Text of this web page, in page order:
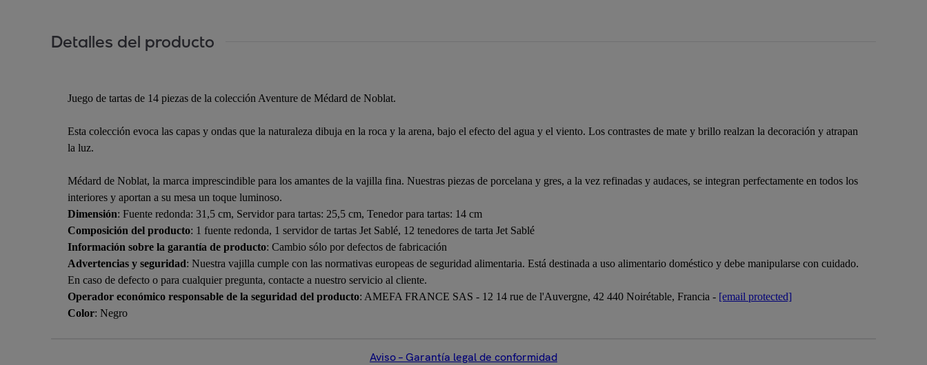
Detalles del producto
Juego de tartas de 14 piezas de la colección Aventure de Médard de Noblat.
Esta colección evoca las capas y ondas que la naturaleza dibuja en la roca y la arena, bajo el efecto del agua y el viento. Los contrastes de mate y brillo realzan la decoración y atrapan
la luz.
Médard de Noblat, la marca imprescindible para los amantes de la vajilla fina. Nuestras piezas de porcelana y gres, a la vez refinadas y audaces, se integran perfectamente en todos los
interiores y aportan a su mesa un toque luminoso.
Dimensión: Fuente redonda: 31,5 cm, Servidor para tartas: 25,5 cm, Tenedor para tartas: 14 cm
Composición del producto: 1 fuente redonda, 1 servidor de tartas Jet Sablé, 12 tenedores de tarta Jet Sablé
Información sobre la garantía de producto: Cambio sólo por defectos de fabricación
Advertencias y seguridad: Nuestra vajilla cumple con las normativas europeas de seguridad alimentaria. Está destinada a uso alimentario doméstico y debe manipularse con cuidado.
En caso de defecto o para cualquier pregunta, contacte a nuestro servicio al cliente.
Operador económico responsable de la seguridad del producto: AMEFA FRANCE SAS - 12 14 rue de l'Auvergne, 42 440 Noirétable, Francia - [email protected]
Color: Negro
Aviso – Garantía legal de conformidad